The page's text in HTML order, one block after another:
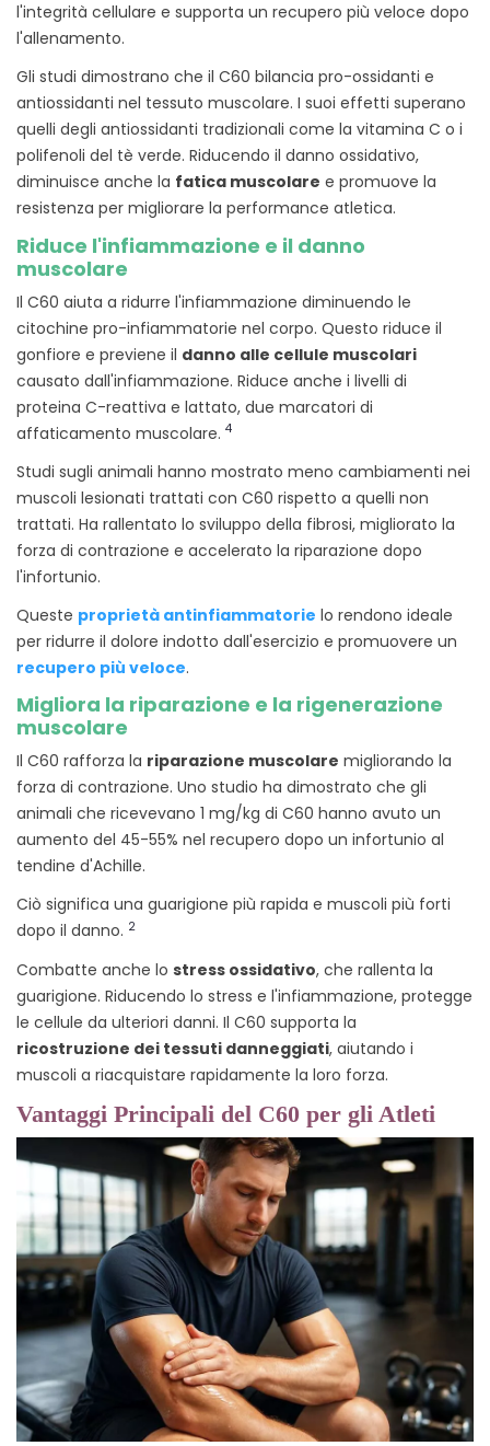
l'integrità cellulare e supporta un recupero più veloce dopo
l'allenamento.
Gli studi dimostrano che il C60 bilancia pro-ossidanti e
antiossidanti nel tessuto muscolare. I suoi effetti superano
quelli degli antiossidanti tradizionali come la vitamina C o i
polifenoli del tè verde. Riducendo il danno ossidativo,
diminuisce anche la fatica muscolare e promuove la
resistenza per migliorare la performance atletica.
Riduce l'infiammazione e il danno
muscolare
Il C60 aiuta a ridurre l'infiammazione diminuendo le
citochine pro-infiammatorie nel corpo. Questo riduce il
gonfiore e previene il danno alle cellule muscolari
causato dall'infiammazione. Riduce anche i livelli di
proteina C-reattiva e lattato, due marcatori di
affaticamento muscolare. 4
Studi sugli animali hanno mostrato meno cambiamenti nei
muscoli lesionati trattati con C60 rispetto a quelli non
trattati. Ha rallentato lo sviluppo della fibrosi, migliorato la
forza di contrazione e accelerato la riparazione dopo
l'infortunio.
Queste proprietà antinfiammatorie lo rendono ideale
per ridurre il dolore indotto dall'esercizio e promuovere un
recupero più veloce.
Migliora la riparazione e la rigenerazione
muscolare
Il C60 rafforza la riparazione muscolare migliorando la
forza di contrazione. Uno studio ha dimostrato che gli
animali che ricevevano 1 mg/kg di C60 hanno avuto un
aumento del 45-55% nel recupero dopo un infortunio al
tendine d'Achille.
Ciò significa una guarigione più rapida e muscoli più forti
dopo il danno. 2
Combatte anche lo stress ossidativo, che rallenta la
guarigione. Riducendo lo stress e l'infiammazione, protegge
le cellule da ulteriori danni. Il C60 supporta la
ricostruzione dei tessuti danneggiati, aiutando i
muscoli a riacquistare rapidamente la loro forza.
Vantaggi Principali del C60 per gli Atleti